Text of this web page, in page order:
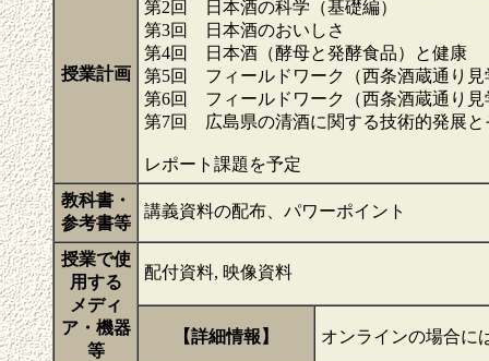
授業計画
第2回 日本酒の科学（基礎編）
第3回 日本酒のおいしさ
第4回 日本酒（酵母と発酵食品）と健康
第5回 フィールドワーク（西条酒蔵通り見
第6回 フィールドワーク（西条酒蔵通り見
第7回 広島県の清酒に関する技術的発展と
レポート課題を予定
教科書・
参考書等
講義資料の配布、パワーポイント
授業で使
用する
メディ
ア・機器
等
配付資料, 映像資料
【詳細情報】 オンラインの場合に